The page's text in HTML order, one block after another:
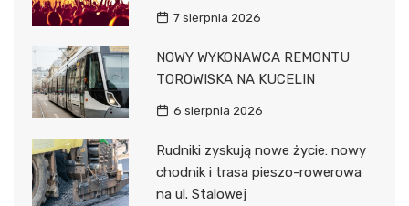
7 sierpnia 2026
NOWY WYKONAWCA REMONTU
TOROWISKA NA KUCELIN
6 sierpnia 2026
Rudniki zyskują nowe życie: nowy
chodnik i trasa pieszo-rowerowa
na ul. Stalowej